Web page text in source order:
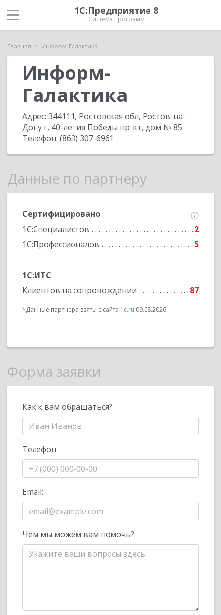
1С:Предприятие 8
Система программ
Главная Информ-Галактика
Информ-
Галактика
Адрес: 344111, Ростовская обл, Ростов-на-
Дону г, 40-летия Победы пр-кт, дом № 85.
Телефон: (863) 307-6961
Данные по партнеру
Сертифицировано
1С:Специалистов
2
1С:Профессионалов
5
1С:ИТС
Клиентов на сопровождении
87
*Данные партнера взяты с сайта 1c.ru 09.08.2026
Форма заявки
Как к вам обращаться?
Телефон
Email:
Чем мы можем вам помочь?